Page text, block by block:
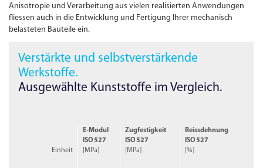
Anisotropie und Verarbeitung aus vielen realisierten Anwen­dungen
fliessen auch in die Entwicklung und Fertigung Ihrer mechanisch
belasteten Bauteile ein.
Verstärkte und selbst­verstärkende
Werkstoffe.
Ausgewählte Kunststoffe im Vergleich.
E-Modul Zugfestigkeit
Reissdehnung
ISO527 ISO527 ISO527
Einheit
[MPa] [MPa] [%]